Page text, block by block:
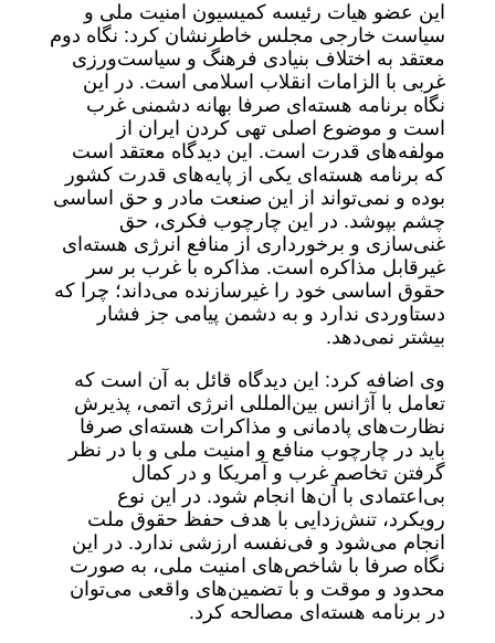
این عضو هیات رئیسه کمیسیون امنیت ملی و
سیاست خارجی مجلس خاطرنشان کرد: نگاه دوم
معتقد به اختلاف بنیادی فرهنگ و سیاست‌ورزی
غربی با الزامات انقلاب اسلامی است. در این
نگاه برنامه هسته‌ای صرفا بهانه‌ دشمنی غرب
است و موضوع اصلی تهی کردن ایران از
مولفه‌های قدرت است. این دیدگاه معتقد است
که برنامه هسته‌ای یکی از پایه‌های قدرت کشور
بوده و نمی‌تواند از این صنعت مادر و حق اساسی
چشم بپوشد. در این چارچوب فکری، حق
غنی‌سازی و برخورداری از منافع انرژی هسته‌ای
غیرقابل مذاکره است. مذاکره با غرب بر سر
حقوق اساسی خود را غیرسازنده می‌داند؛ چرا که
دستاوردی ندارد و به دشمن پیامی جز فشار
بیشتر نمی‌دهد.
وی اضافه کرد: این دیدگاه قائل به آن است که
تعامل با آژانس بین‌المللی انرژی اتمی، پذیرش
نظارت‌های پادمانی و مذاکرات هسته‌ای صرفا
باید در چارچوب منافع و امنیت ملی و با در نظر
گرفتن تخاصم غرب و آمریکا و در کمال
بی‌اعتمادی با آن‌ها انجام شود. در این نوع
رویکرد، تنش‌زدایی با هدف حفظ حقوق ملت
انجام می‌شود و فی‌نفسه ارزشی ندارد. در این
نگاه صرفا با شاخص‌های امنیت ملی، به صورت
محدود و موقت و با تضمین‌های واقعی می‌توان
در برنامه هسته‌ای مصالحه کرد.